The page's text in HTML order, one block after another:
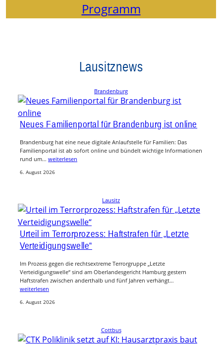
Programm
Lausitznews
Brandenburg
Neues Familienportal für Brandenburg ist online
Brandenburg hat eine neue digitale Anlaufstelle für Familien: Das
Familienportal ist ab sofort online und bündelt wichtige Informationen
rund um… weiterlesen
6. August 2026
Lausitz
Urteil im Terrorprozess: Haftstrafen für „Letzte
Verteidigungswelle“
Im Prozess gegen die rechtsextreme Terrorgruppe „Letzte
Verteidigungswelle“ sind am Oberlandesgericht Hamburg gestern
Haftstrafen zwischen anderthalb und fünf Jahren verhängt…
weiterlesen
6. August 2026
Cottbus